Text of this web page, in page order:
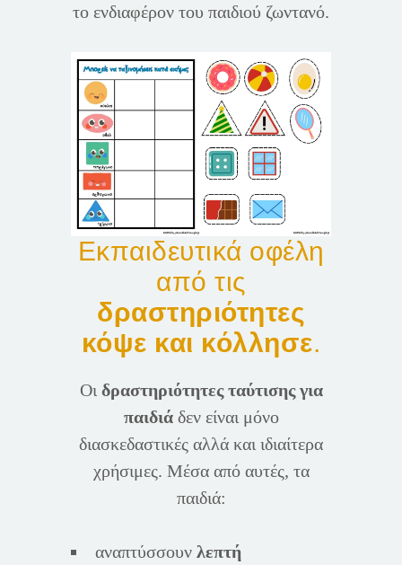
το ενδιαφέρον του παιδιού ζωντανό.
Εκπαιδευτικά οφέλη
από τις
δραστηριότητες
κόψε και κόλλησε.
Οι δραστηριότητες ταύτισης για
παιδιάδεν είναι μόνο
διασκεδαστικές αλλά και ιδιαίτερα
χρήσιμες. Μέσα από αυτές, τα
παιδιά:
αναπτύσσουν λεπτή